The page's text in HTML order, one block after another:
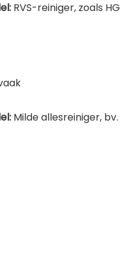
RVS-reiniger, zoals HG
Milde allesreiniger, bv.